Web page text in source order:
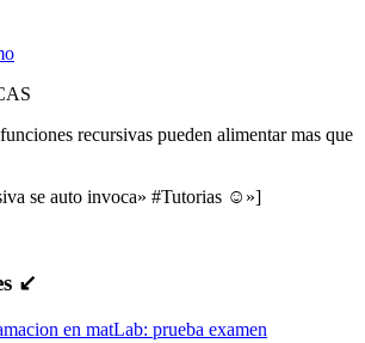
recursivas pueden alimentar mas que
se auto invoca» #Tutorias ☺»]
↙